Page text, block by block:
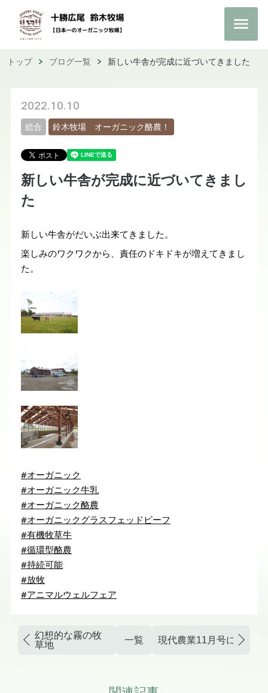
トップ ブログ一覧 新しい牛舎が完成に近づいてきました
2022.10.10
総合 鈴木牧場 オーガニック酪農！
新しい牛舎が完成に近づいてきまし
た
新しい牛舎がだいぶ出来てきました。
楽しみのワクワクから、責任のドキドキが増えてきまし
た。
#オーガニック
#オーガニック牛乳
#オーガニック酪農
#オーガニックグラスフェッドビーフ
#有機牧草牛
#循環型酪農
#持続可能
#放牧
#アニマルウェルフェア
幻想的な霧の牧
草地
一覧 現代農業11月号に掲載